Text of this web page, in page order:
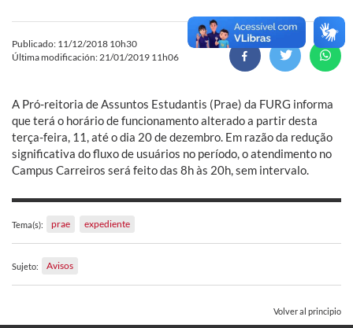
Publicado: 11/12/2018 10h30
Última modificación: 21/01/2019 11h06
A Pró-reitoria de Assuntos Estudantis (Prae) da FURG informa
que terá o horário de funcionamento alterado a partir desta
terça-feira, 11, até o dia 20 de dezembro. Em razão da redução
significativa do fluxo de usuários no período, o atendimento no
Campus Carreiros será feito das 8h às 20h, sem intervalo.
Tema(s): prae expediente
Sujeto: Avisos
Volver al principio